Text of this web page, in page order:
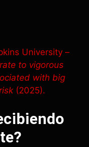
University –
to vigorous
with big
(2025).